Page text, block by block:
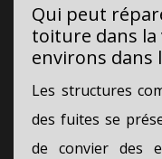
Qui peut
toiture dans la
environs dans
Les structures
des fuites se
de convier des